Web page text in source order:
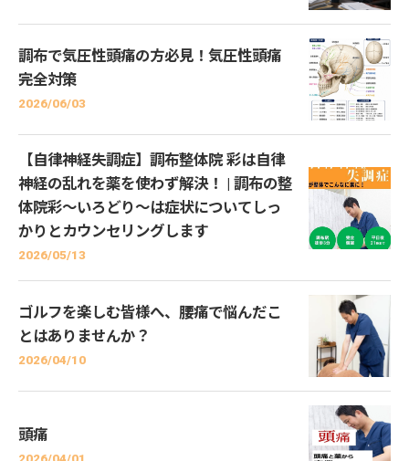
調布で気圧性頭痛の方必見！気圧性頭痛
完全対策
2026/06/03
【自律神経失調症】調布整体院 彩は自律
神経の乱れを薬を使わず解決！ | 調布の整
体院彩〜いろどり〜は症状についてしっ
かりとカウンセリングします
2026/05/13
ゴルフを楽しむ皆様へ、腰痛で悩んだこ
とはありませんか？
2026/04/10
頭痛
2026/04/01